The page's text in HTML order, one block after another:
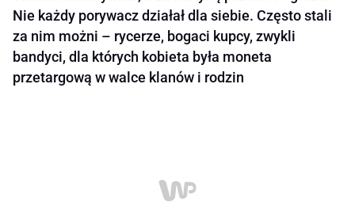
Nie każdy porywacz działał dla siebie. Często stali
za nim możni – rycerze, bogaci kupcy, zwykli
bandyci, dla których kobieta była moneta
przetargową w walce klanów i rodzin